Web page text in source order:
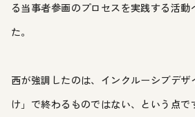
る当事者参画のプロセスを実践する活動
た。
西が強調したのは、インクルーシブデザ
け」で終わるものではない、という点